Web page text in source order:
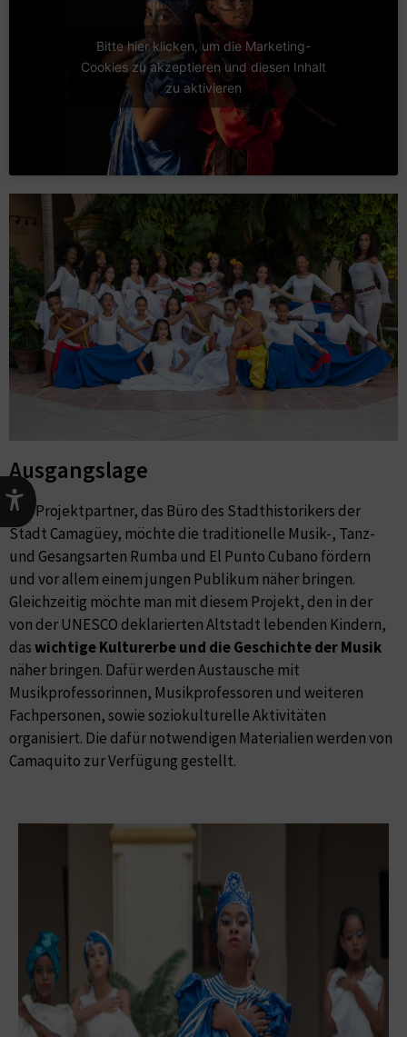
Bitte hier klicken, um die Marketing-
Cookies zu akzeptieren und diesen Inhalt
zu aktivieren
Ausgangslage​
Der Projektpartner, das Büro des Stadthistorikers der
Stadt Camagüey, möchte die traditionelle Musik-, Tanz-
und Gesangsarten Rumba und El Punto Cubano fördern
und vor allem einem jungen Publikum näher bringen.
Gleichzeitig möchte man mit diesem Projekt, den in der
von der UNESCO deklarierten Altstadt lebenden Kindern,
daswichtige Kulturerbe und die Geschichte der Musik
näher bringen. Dafür werden Austausche mit
Musikprofessorinnen, Musikprofessoren und weiteren
Fachpersonen, sowie soziokulturelle Aktivitäten
organisiert. Die dafür notwendigen Materialien werden von
Camaquito zur Verfügung gestellt.